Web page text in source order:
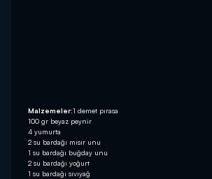
Malzemeler:1 demet pırasa
100 gr beyaz peynir
4 yumurta
2 su bardağı mısır unu
1 su bardağı buğday unu
2 su bardağı yoğurt
1 su bardağı sıvıyağ